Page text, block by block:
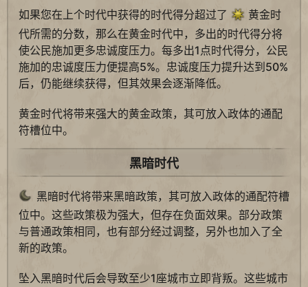
如果您在上个时代中获得的时代得分超过了
黄金时
代所需的分数，那么在黄金时代中，多出的时代得分将
使公民施加更多忠诚度压力。每多出1点时代得分，公民
施加的忠诚度压力便提高5%。忠诚度压力提升达到50%
后，仍能继续获得，但其效果会逐渐降低。
黄金时代将带来强大的黄金政策，其可放入政体的通配
符槽位中。
黑暗时代
黑暗时代将带来黑暗政策，其可放入政体的通配符槽
位中。这些政策极为强大，但存在负面效果。部分政策
与普通政策相同，也有部分经过调整，另外也加入了全
新的政策。
坠入黑暗时代后会导致至少1座城市立即背叛。这些城市